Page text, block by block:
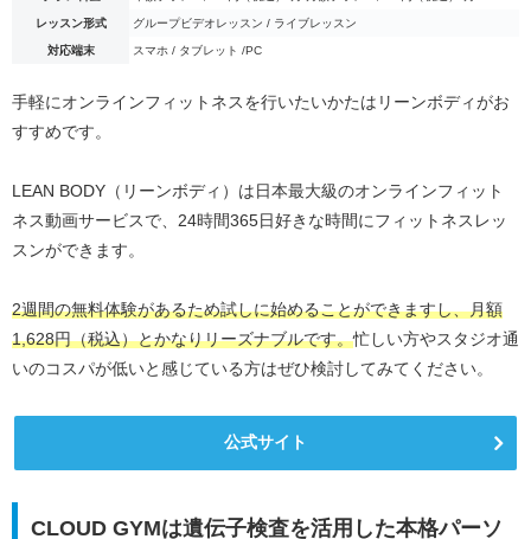
レッスン形式 グループビデオレッスン / ライブレッスン
対応端末 スマホ / タブレット /PC
手軽にオンラインフィットネスを行いたいかたはリーンボディがお
すすめです。
LEAN BODY（リーンボディ）は日本最大級のオンラインフィット
ネス動画サービスで、24時間365日好きな時間にフィットネスレッ
スンができます。
2週間の無料体験があるため試しに始めることができますし、月額
1,628円（税込）とかなりリーズナブルです。忙しい方やスタジオ通
いのコスパが低いと感じている方はぜひ検討してみてください。
公式サイト
CLOUD GYMは遺伝子検査を活用した本格パーソ